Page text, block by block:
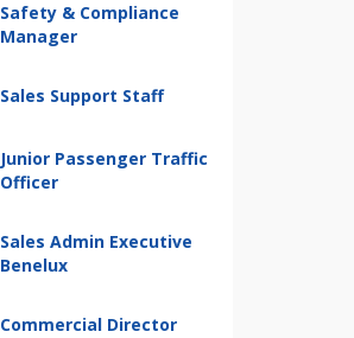
Safety & Compliance
Manager
Sales Support Staff
Junior Passenger Traffic
Officer
Sales Admin Executive
Benelux
Commercial Director